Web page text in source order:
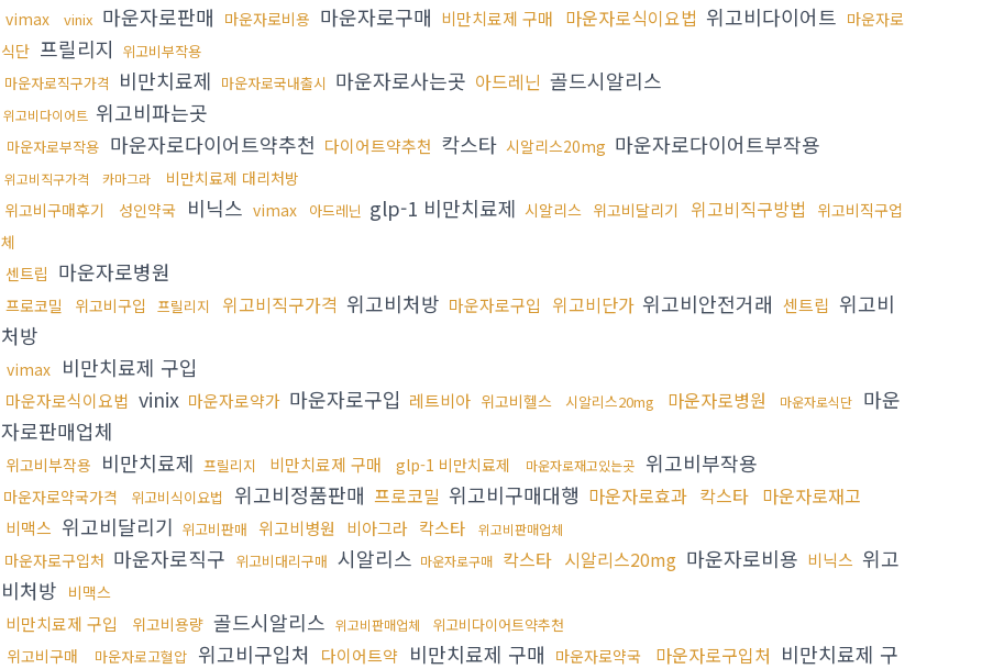
vimax vinix 마운자로판매 마운자로비용 마운자로구매 비만치료제 구매 마운자로식이요법 위고비다이어트 마운자로
식단 프릴리지 위고비부작용
마운자로직구가격
비만치료제 마운자로국내출시 마운자로사는곳 아드레닌 골드시알리스
위고비다이어트 위고비파는곳
마운자로부작용 마운자로다이어트약추천 다이어트약추천 칵스타 시알리스20mg 마운자로다이어트부작용
위고비직구가격 카마그라
비만치료제 대리처방
위고비구매후기
성인약국 비닉스 vimax 아드레닌 glp-1 비만치료제 시알리스 위고비달리기 위고비직구방법
위고비직구업
체
센트립 마운자로병원
프로코밀 위고비구입 프릴리지 위고비직구가격 위고비처방 마운자로구입 위고비단가 위고비안전거래 센트립 위고비
처방
vimax 비만치료제 구입
마운자로식이요법 vinix 마운자로약가 마운자로구입 레트비아 위고비헬스 시알리스20mg 마운자로병원 마운자로식단
마운
자로판매업체
위고비부작용 비만치료제 프릴리지 비만치료제 구매 glp-1 비만치료제 마운자로재고있는곳 위고비부작용
마운자로약국가격 위고비식이요법 위고비정품판매 프로코밀 위고비구매대행 마운자로효과 칵스타 마운자로재고
비맥스 위고비달리기 위고비판매 위고비병원 비아그라 칵스타 위고비판매업체
마운자로구입처 마운자로직구 위고비대리구매 시알리스 마운자로구매 칵스타 시알리스20mg 마운자로비용 비닉스 위고
비처방 비맥스
비만치료제 구입 위고비용량 골드시알리스 위고비판매업체 위고비다이어트약추천
위고비구매 마운자로고혈압 위고비구입처 다이어트약 비만치료제 구매 마운자로약국 마운자로구입처 비만치료제 구